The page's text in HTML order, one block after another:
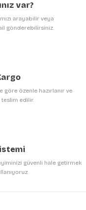
var?
arayabilir veya
gönderebilirsiniz.
özenle hazırlanır ve
edilir.
güvenli hale getirmek